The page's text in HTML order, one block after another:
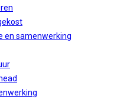
en samenwerking